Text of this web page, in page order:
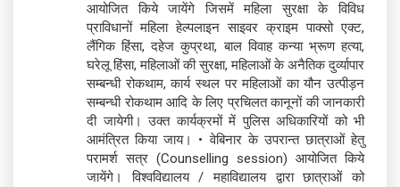
आयोजित किये जायेंगे जिसमें महिला सुरक्षा के विविध
प्राविधानों महिला हेल्पलाइन साइवर क्राइम पाक्सो एक्ट,
लैंगिक हिंसा, दहेज कुप्रथा, बाल विवाह कन्या भ्रूण हत्या,
घरेलू हिंसा, महिलाओं की सुरक्षा, महिलाओं के अनैतिक दुर्व्यापार
सम्बन्धी रोकथाम, कार्य स्थल पर महिलाओं का यौन उत्पीड़न
सम्बन्धी रोकथाम आदि के लिए प्रचिलत कानूनों की जानकारी
दी जायेगी। उक्त कार्यक्रमों में पुलिस अधिकारियों को भी
आमंत्रित किया जाय। • वेबिनार के उपरान्त छात्राओं हेतु
परामर्श सत्र (Counselling session) आयोजित किये
जायेंगे। विश्वविद्यालय / महाविद्यालय द्वारा छात्राओं को